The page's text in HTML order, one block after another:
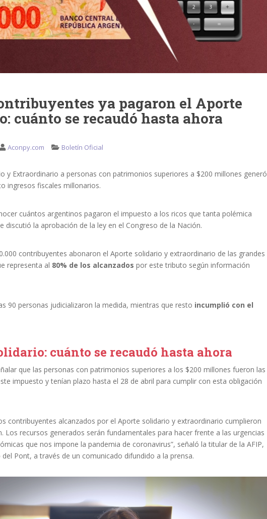
ya pagaron el Aporte
cuánto se recaudó hasta ahora
Aconpy.com Boletín Oficial
y Extraordinario a personas con patrimonios superiores a $200 millones generó
ingresos fiscales millonarios.
cuántos argentinos pagaron el impuesto a los ricos que tanta polémica
discutió la aprobación de la ley en el Congreso de la Nación.
contribuyentes abonaron el Aporte solidario y extraordinario de las grandes
representa al 80% de los alcanzados por este tributo según información
90 personas judicializaron la medida, mientras que resto incumplió con el
cuánto se recaudó hasta ahora
que las personas con patrimonios superiores a los $200 millones fueron las
impuesto y tenían plazo hasta el 28 de abril para cumplir con esta obligación
contribuyentes alcanzados por el Aporte solidario y extraordinario cumplieron
Los recursos generados serán fundamentales para hacer frente a las urgencias
que nos impone la pandemia de coronavirus”, señaló la titular de la AFIP,
Pont, a través de un comunicado difundido a la prensa.